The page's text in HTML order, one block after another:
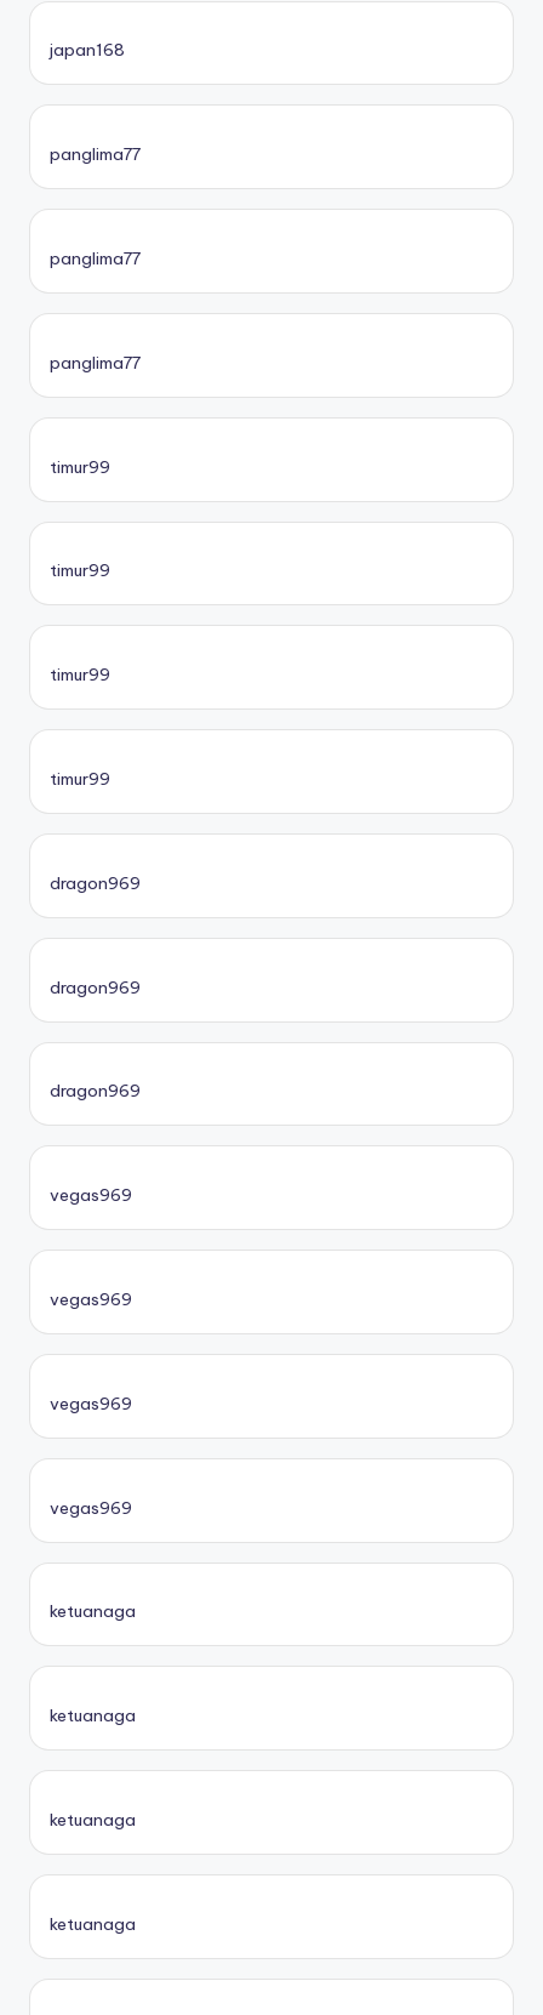
japan168
panglima77
panglima77
panglima77
timur99
timur99
timur99
timur99
dragon969
dragon969
dragon969
vegas969
vegas969
vegas969
vegas969
ketuanaga
ketuanaga
ketuanaga
ketuanaga